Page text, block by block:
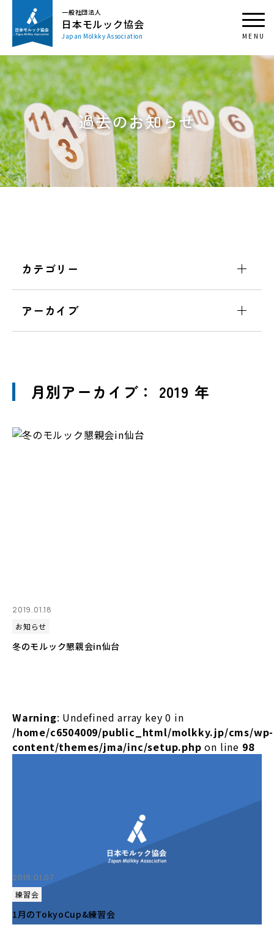
一般社団法人
日本モルック協会
Japan Mölkky Association
過去のお知らせ
月別アーカイブ： 2019 年
2019.01.18
お知らせ
冬のモルック懇親会in仙台
Warning: Undefined array key 0 in
/home/c6504009/public_html/molkky.jp/cms/wp-
content/themes/jma/inc/setup.php on line 98
2019.01.07
練習会
1月のTokyoCup&練習会
カテゴリー
アーカイブ